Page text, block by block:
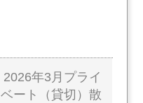
2026年3月プライ
ベート（貸切）散